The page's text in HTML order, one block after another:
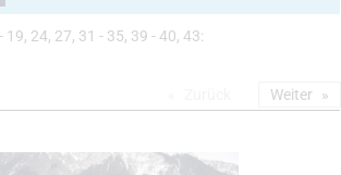
24, 27, 31 - 35, 39 - 40, 43:
Weiter